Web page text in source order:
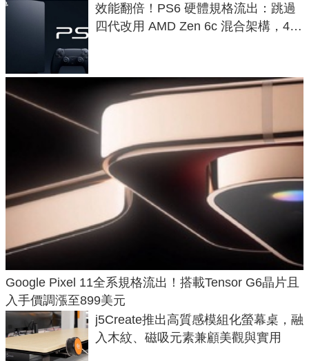
效能翻倍！PS6 硬體規格流出：跳過
四代改用 AMD Zen 6c 混合架構，4K
Google Pixel 11全系規格流出！搭載Tensor G6晶片且
入手價調漲至899美元
j5Create推出高質感模組化螢幕桌，融
入木紋、磁吸元素兼顧美觀與實用